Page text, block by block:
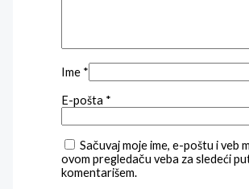
Ime *
E-pošta *
Sačuvaj moje ime, e-poštu i veb
ovom pregledaču veba za sledeći
komentarišem.